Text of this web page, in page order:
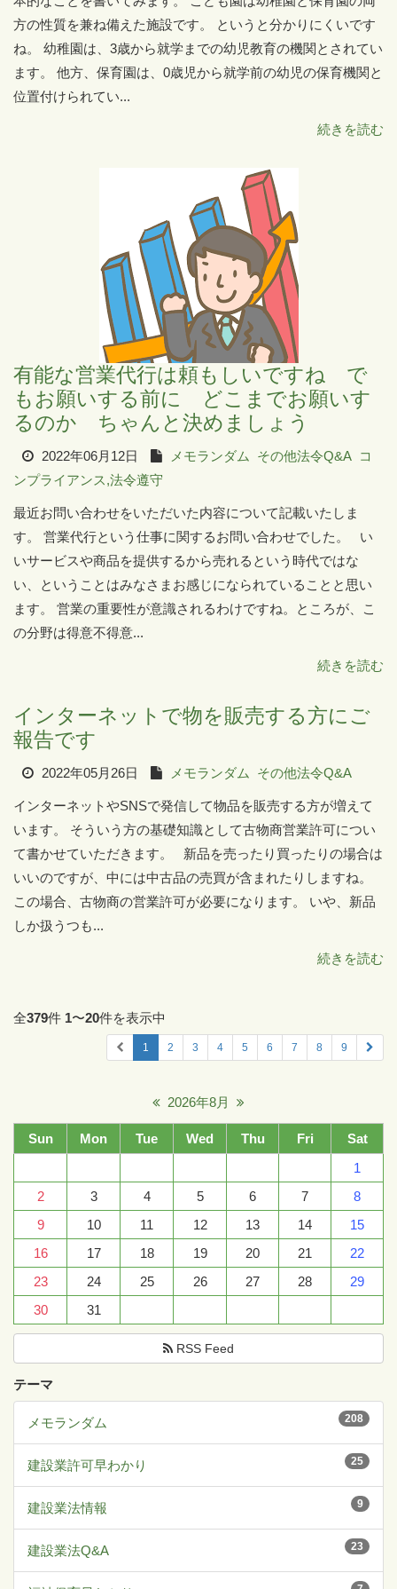
2026年8月
Sun Mon Tue Wed Thu Fri
Sat
1
2
3 4 5 6 7
8
9
10 11 12 13 14
15
16
17 18 19 20 21
22
23
24 25 26 27 28
29
30
31
RSS Feed
テーマ
208
メモランダム
25
建設業許可早わかり
9
建設業法情報
23
建設業法Q&A
方の性質を兼ね備えた施設です。 というと分かりにくいです
ね。 幼稚園は、3歳から就学までの幼児教育の機関とされてい
ます。 他方、保育園は、0歳児から就学前の幼児の保育機関と
位置付けられてい...
続きを読む
有能な営業代行は頼もしいですね で
もお願いする前に どこまでお願いす
るのか ちゃんと決めましょう
2022年06月12日 メモランダム その他法令Q&A コ
ンプライアンス,法令遵守
最近お問い合わせをいただいた内容について記載いたしま
す。 営業代行という仕事に関するお問い合わせでした。 い
いサービスや商品を提供するから売れるという時代ではな
い、ということはみなさまお感じになられていることと思い
ます。 営業の重要性が意識されるわけですね。ところが、こ
の分野は得意不得意...
続きを読む
インターネットで物を販売する方にご
報告です
2022年05月26日 メモランダム その他法令Q&A
インターネットやSNSで発信して物品を販売する方が増えて
います。 そういう方の基礎知識として古物商営業許可につい
て書かせていただきます。 新品を売ったり買ったりの場合は
いいのですが、中には中古品の売買が含まれたりしますね。
この場合、古物商の営業許可が必要になります。 いや、新品
しか扱うつも...
続きを読む
全379件 1〜20件を表示中
1 2 3 4 5 6 7 8 9